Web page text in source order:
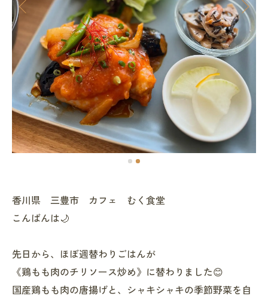
香川県 三豊市 カフェ むく食堂
こんばんは🌙
先日から、ほぼ週替わりごはんが
《鶏もも肉のチリソース炒め》に替わりました😊
国産鶏もも肉の唐揚げと、シャキシャキの季節野菜を自